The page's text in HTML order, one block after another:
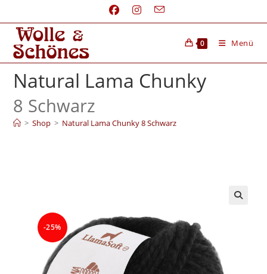
0 Menü
Natural Lama Chunky
8 Schwarz
> Shop > Natural Lama Chunky 8 Schwarz
-25%